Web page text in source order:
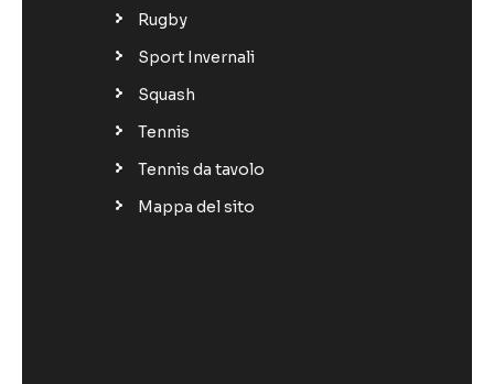
Rugby
Sport Invernali
Squash
Tennis
Tennis da tavolo
Mappa del sito